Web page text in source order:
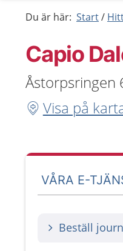
Du är här: Start
Capio
Åstorpsringen
Visa på
VÅRA E-
Beställ